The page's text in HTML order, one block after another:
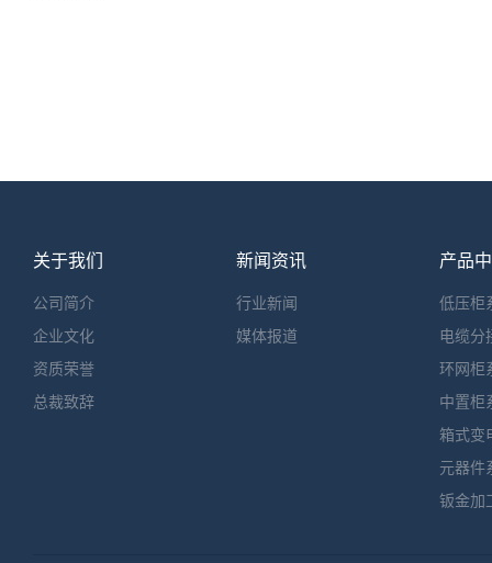
关于我们
公司简介
企业文化
资质荣誉
总裁致辞
新闻资讯
行业新闻
媒体报道
产品
低压柜
电缆分
环网柜
中置柜
箱式变
元器件
钣金加